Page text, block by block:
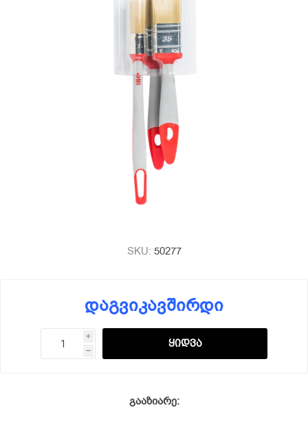
SKU: 50277
დაგვიკავშირდი
i
h
გააზიარე: